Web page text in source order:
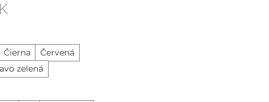
Čierna
Červená
zelená